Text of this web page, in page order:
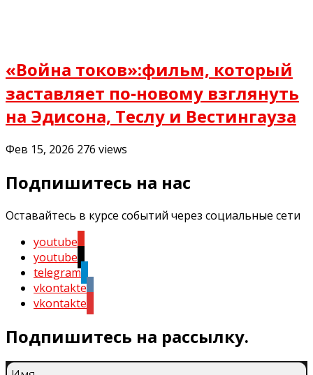
«Война токов»:фильм, который
заставляет по‑новому взглянуть
на Эдисона, Теслу и Вестингауза
Фев 15, 2026 276 views
Подпишитесь на нас
Оставайтесь в курсе событий через социальные сети
youtube
youtube
telegram
vkontakte
vkontakte
Подпишитесь на рассылку.